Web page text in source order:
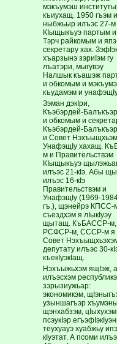
мэкъумэш
къиухащ. 1950 гъэм
ныбжьыр илъэс 27-м
КIыщыкъуэ партым и
Тэрч райкомым и япэ
секретару хах.
хъарзынэ зэриIэм гу
лъатэри, мыгувэу
Налшык къашэж
и обкомым и
къудамэм и
Зэман дэкIри,
Къэбэрдей-
и обкомым и
Къэбэрдей-
и Совет
УнафэщIу хахащ.
м и Правительствэм
КIыщыкъуэ
илъэс 21-кIэ. Абы
илъэс 16-кIэ
Правительствэм и
УнафэщIу (1969-
гъ.), щэнейрэ КПСС-
съездхэм я лIыкIуэу
щытащ. КъБАССР-м,
РСФСР-м, СССР-м я
Совет
депутату илъэс 30-
къекIуэкIащ.
Нэхъыжьхэм ящIэж,
илъэсхэм
зэрызиужьар:
экономикэм,
узыншагъэр
щэнхабзэм,
псэукIэр
теухуауэ хуабжьу
кIуэтат. А псоми